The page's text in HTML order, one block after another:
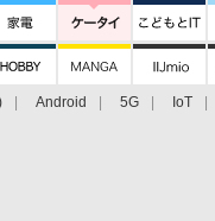
Android 5G IoT